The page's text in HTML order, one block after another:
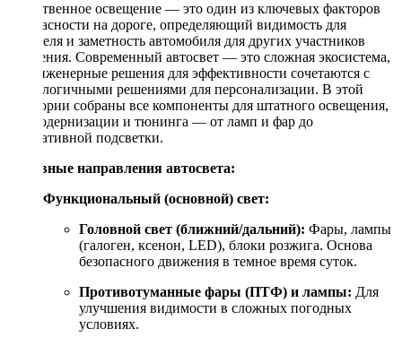
Качественное освещение — это один из ключевых факторов
безопасности на дороге, определяющий видимость для
водителя и заметность автомобиля для других участников
движения. Современный автосвет — это сложная экосистема,
где инженерные решения для эффективности сочетаются с
технологичными решениями для персонализации. В этой
категории собраны все компоненты для штатного освещения,
его модернизации и тюнинга — от ламп и фар до
декоративной подсветки.
Основные направления автосвета:
Функциональный (основной) свет:
Головной свет (ближний/дальний): Фары, лампы
(галоген, ксенон, LED), блоки розжига. Основа
безопасного движения в темное время суток.
Противотуманные фары (ПТФ) и лампы: Для
улучшения видимости в сложных погодных
условиях.